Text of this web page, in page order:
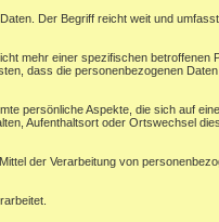
Der Begriff reicht weit und
mehr einer spezifischen betroffenen
dass die personenbezogenen
persönliche Aspekte, die sich auf
Aufenthaltsort oder Ortswechsel
der Verarbeitung von